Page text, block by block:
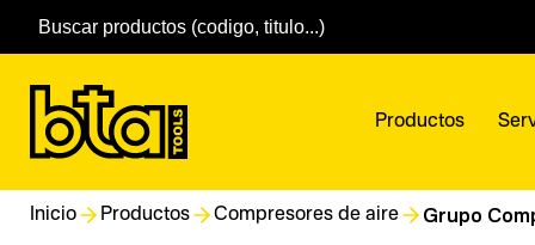
Productos
Inicio Productos Compresores de aire Grupo